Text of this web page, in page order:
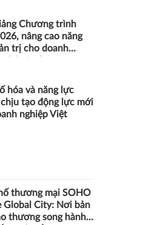
Chương trình
nâng cao năng
trị cho doanh
hóa và năng lực
tạo động lực mới
nghiệp Việt
thương mại SOHO
Global City: Nơi bản
thương song hành